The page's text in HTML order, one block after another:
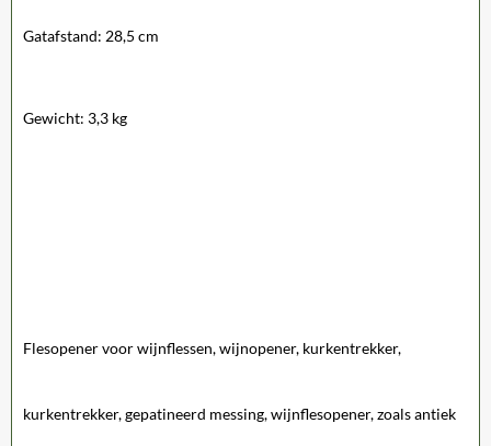
Gatafstand: 28,5 cm
Gewicht: 3,3 kg
Flesopener voor wijnflessen, wijnopener, kurkentrekker,
kurkentrekker, gepatineerd messing, wijnflesopener, zoals antiek